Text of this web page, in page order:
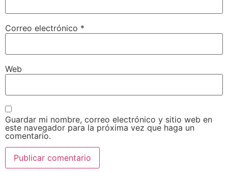
Correo electrónico *
Web
Guardar mi nombre, correo electrónico y sitio web en
este navegador para la próxima vez que haga un
comentario.